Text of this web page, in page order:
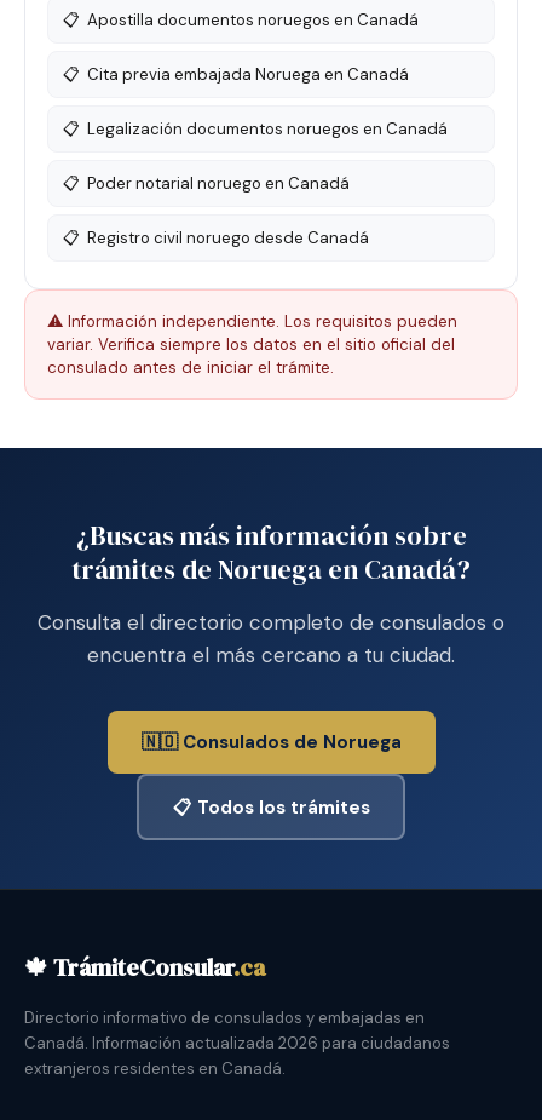
📋 Apostilla documentos noruegos en Canadá
📋 Cita previa embajada Noruega en Canadá
📋 Legalización documentos noruegos en Canadá
📋 Poder notarial noruego en Canadá
📋 Registro civil noruego desde Canadá
⚠️ Información independiente. Los requisitos pueden
variar. Verifica siempre los datos en el sitio oficial del
consulado antes de iniciar el trámite.
¿Buscas más información sobre
trámites de Noruega en Canadá?
Consulta el directorio completo de consulados o
encuentra el más cercano a tu ciudad.
🇳🇴 Consulados de Noruega
📋 Todos los trámites
🍁 TrámiteConsular.ca
Directorio informativo de consulados y embajadas en
Canadá. Información actualizada 2026 para ciudadanos
extranjeros residentes en Canadá.